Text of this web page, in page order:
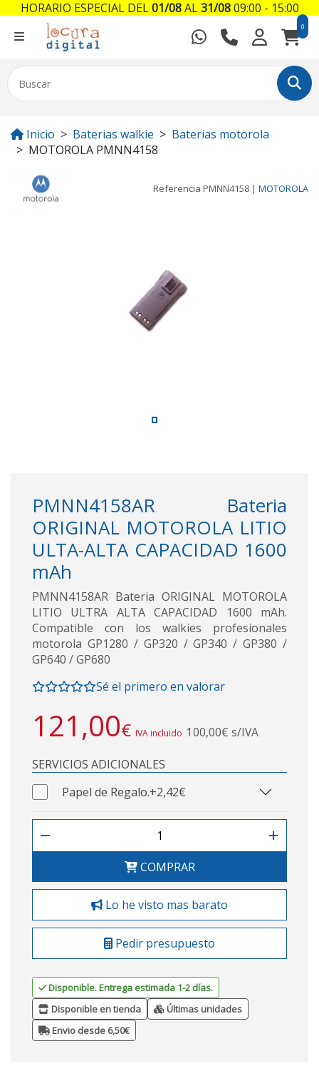
0
Inicio Baterias walkie
Baterias motorola
MOTOROLA PMNN4158
Referencia PMNN4158 | MOTOROLA
PMNN4158AR Bateria
ORIGINAL MOTOROLA LITIO
ULTA-ALTA CAPACIDAD 1600
mAh
PMNN4158AR Bateria ORIGINAL MOTOROLA
LITIO ULTRA ALTA CAPACIDAD 1600 mAh.
Compatible con los walkies profesionales
motorola GP1280 / GP320 / GP340 / GP380 /
GP640 / GP680
Sé el primero en valorar
121,00€ IVA incluido 100,00€ s/IVA
SERVICIOS ADICIONALES
Papel de Regalo.+2,42€
COMPRAR
Lo he visto mas barato
Pedir presupuesto
Disponible. Entrega estimada 1-2 días.
Disponible en tienda
Últimas unidades
Envio desde 6,50€
HORARIO ESPECIAL DEL01/08AL31/0809:00 - 15:00